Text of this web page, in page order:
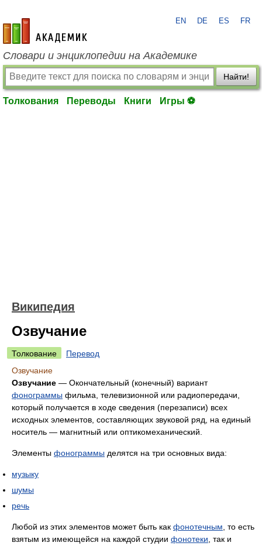
academic.ru
EN DE ES FR
Словари и энциклопедии на Академике
Найти!
Толкования Переводы Книги Игры ⚽
Википедия
Озвучание
Толкование
Перевод
Озвучание
Озвучание — Окончательный (конечный) вариант
фонограммы фильма, телевизионной или радиопередачи,
который получается в ходе сведения (перезаписи) всех
исходных элементов, составляющих звуковой ряд, на единый
носитель — магнитный или оптикомеханический.
Элементы фонограммы делятся на три основных вида:
музыку
шумы
речь
Любой из этих элементов может быть как фонотечным , то есть
взятым из имеющейся на каждой студии фонотеки , так и